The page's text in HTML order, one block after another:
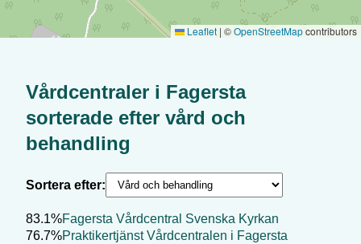
Leaflet | ©OpenStreetMapcontributors
Vårdcentraler i Fagersta
sorterade efter vård och
behandling
Sortera efter:
83.1%Fagersta Vårdcentral Svenska Kyrkan
76.7%Praktikertjänst Vårdcentralen i Fagersta